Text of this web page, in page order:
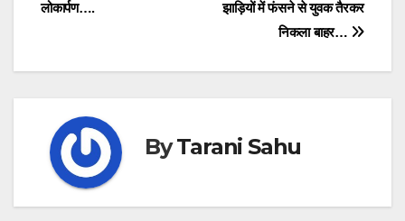
झाड़ियों में फंसने से युवक तैरकर
निकला बाहर…
लोकार्पण….
ByTarani Sahu